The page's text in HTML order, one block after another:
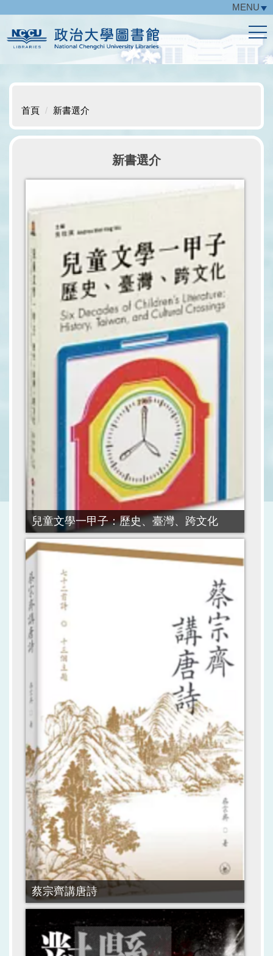
主
要
區
MENU
首頁 新書選介
新書選介
兒童文學一甲子：歷史、臺灣、跨文化
蔡宗齊講唐詩